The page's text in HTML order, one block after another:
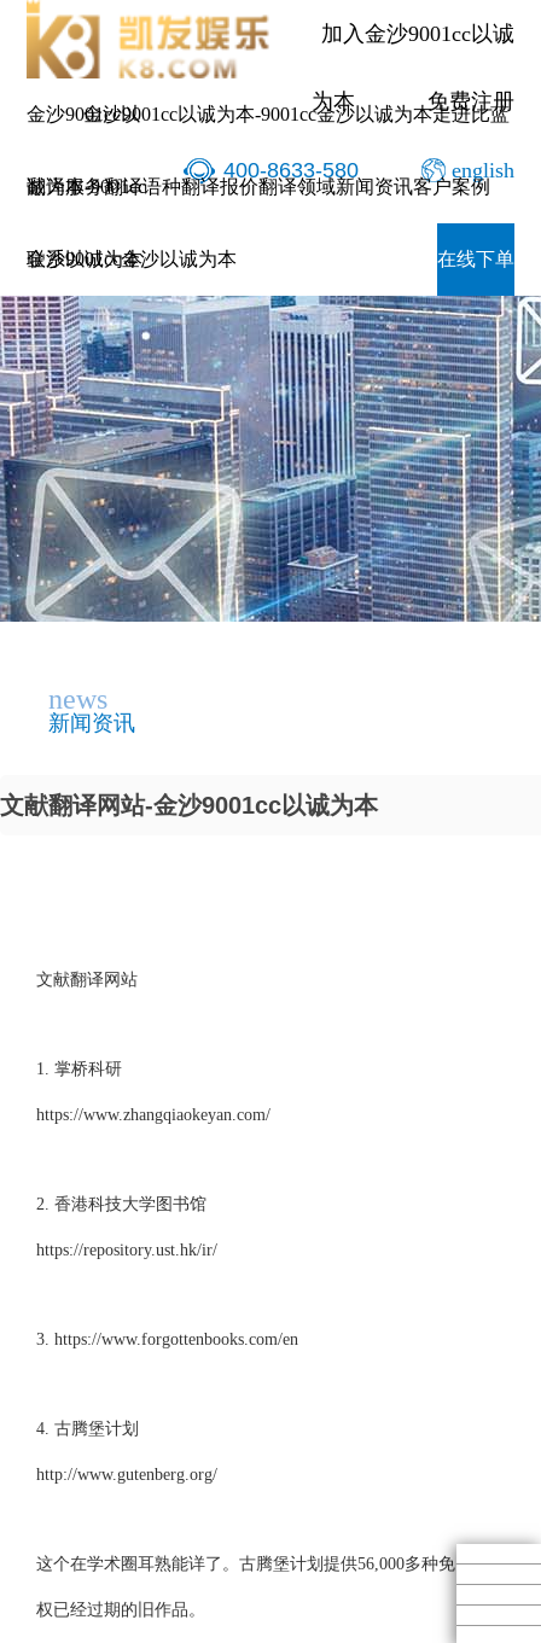
加入金沙9001cc以诚
为本 免费注册
400-8633-580 english
金沙9001cc以
诚为本-9001cc
金沙以诚为本
金沙9001cc以诚为本-9001cc金沙以诚为本走进比蓝
翻译服务翻译语种翻译报价翻译领域新闻资讯客户案例
联系9001cc金沙以诚为本 在线下单
news
新闻资讯
文献翻译网站-金沙9001cc以诚为本
文献翻译网站
1. 掌桥科研
https://www.zhangqiaokeyan.com/
2. 香港科技大学图书馆
https://repository.ust.hk/ir/
3. https://www.forgottenbooks.com/en
4. 古腾堡计划
http://www.gutenberg.org/
这个在学术圈耳熟能详了。古腾堡计划提供56,000多种免费电子书
权已经过期的旧作品。